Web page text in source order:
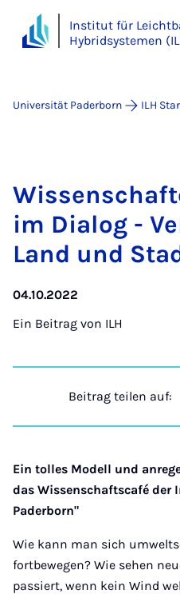
Institut für
Hybridsystemen
Universität Paderborn ILH
im Di­a­log -
Land und
04.10.2022
Ein Beitrag von ILH
Beitrag teilen auf:
Ein tolles Modell und
das Wissenschaftscafé
Paderborn"
Wie kann man sich
fortbewegen? Wie sehen
passiert, wenn kein Wind